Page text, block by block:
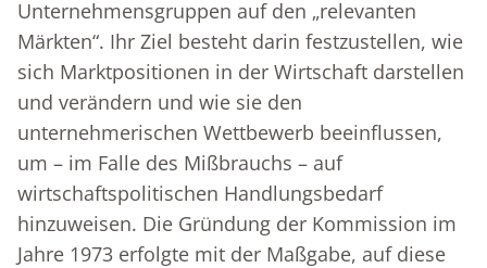
Unternehmensgruppen auf den „relevanten
Märkten“. Ihr Ziel besteht darin festzustellen, wie
sich Marktpositionen in der Wirtschaft darstellen
und verändern und wie sie den
unternehmerischen Wettbewerb beeinflussen,
um – im Falle des Mißbrauchs – auf
wirtschaftspolitischen Handlungsbedarf
hinzuweisen. Die Gründung der Kommission im
Jahre 1973 erfolgte mit der Maßgabe, auf diese